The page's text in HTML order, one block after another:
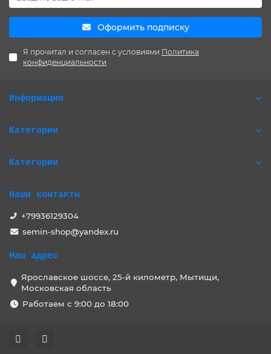
Оформить подписку
Я прочитал и согласен с условиями Политика
конфиденциальности
Информация
Категории
Категории
Наши контакты
+79936129304
semin-shop@yandex.ru
Наш адрес
Ярославское шоссе, 25-й километр, Мытищи,
Московская область
Работаем с 9:00 до 18:00